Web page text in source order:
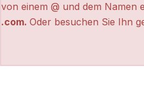
von einem @ und dem Namen
.com. Oder besuchen Sie Ihn